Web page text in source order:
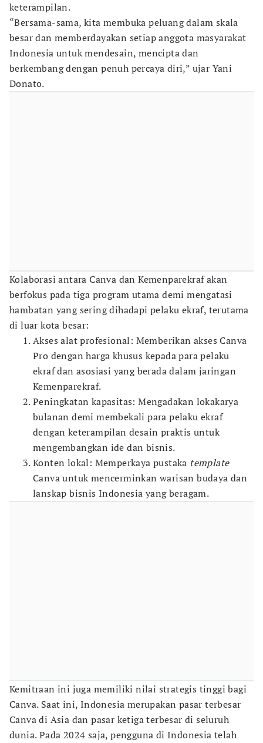
keterampilan.
“Bersama-sama, kita membuka peluang dalam skala
besar dan memberdayakan setiap anggota masyarakat
Indonesia untuk mendesain, mencipta dan
berkembang dengan penuh percaya diri,” ujar Yani
Donato.
Kolaborasi antara Canva dan Kemenparekraf akan
berfokus pada tiga program utama demi mengatasi
hambatan yang sering dihadapi pelaku ekraf, terutama
di luar kota besar:
Akses alat profesional: Memberikan akses Canva
Pro dengan harga khusus kepada para pelaku
ekraf dan asosiasi yang berada dalam jaringan
Kemenparekraf.
Peningkatan kapasitas: Mengadakan lokakarya
bulanan demi membekali para pelaku ekraf
dengan keterampilan desain praktis untuk
mengembangkan ide dan bisnis.
Konten lokal: Memperkaya pustaka template
Canva untuk mencerminkan warisan budaya dan
lanskap bisnis Indonesia yang beragam.
Kemitraan ini juga memiliki nilai strategis tinggi bagi
Canva. Saat ini, Indonesia merupakan pasar terbesar
Canva di Asia dan pasar ketiga terbesar di seluruh
dunia. Pada 2024 saja, pengguna di Indonesia telah